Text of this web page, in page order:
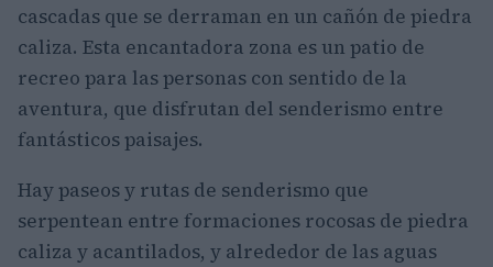
cascadas que se derraman en un cañón de piedra
caliza. Esta encantadora zona es un patio de
recreo para las personas con sentido de la
aventura, que disfrutan del senderismo entre
fantásticos paisajes.
Hay paseos y rutas de senderismo que
serpentean entre formaciones rocosas de piedra
caliza y acantilados, y alrededor de las aguas